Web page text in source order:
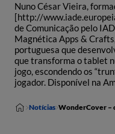
Nuno César Vieira,
[http://
de Comunicação pelo
Magnética Apps &
portuguesa que
que transforma o tablet
jogo, escondendo os
jogador. Disponível na
Notícias